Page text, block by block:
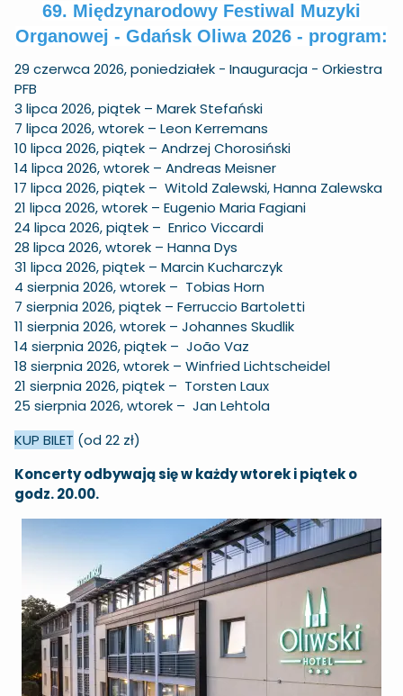
69. Międzynarodowy Festiwal Muzyki
Organowej - Gdańsk Oliwa 2026 - program:
29 czerwca 2026, poniedziałek - Inauguracja - Orkiestra
PFB
3 lipca 2026, piątek – Marek Stefański
7 lipca 2026, wtorek – Leon Kerremans
10 lipca 2026, piątek – Andrzej Chorosiński
14 lipca 2026, wtorek – Andreas Meisner
17 lipca 2026, piątek – Witold Zalewski, Hanna Zalewska
21 lipca 2026, wtorek – Eugenio Maria Fagiani
24 lipca 2026, piątek – Enrico Viccardi
28 lipca 2026, wtorek – Hanna Dys
31 lipca 2026, piątek – Marcin Kucharczyk
4 sierpnia 2026, wtorek – Tobias Horn
7 sierpnia 2026, piątek – Ferruccio Bartoletti
11 sierpnia 2026, wtorek – Johannes Skudlik
14 sierpnia 2026, piątek – João Vaz
18 sierpnia 2026, wtorek – Winfried Lichtscheidel
21 sierpnia 2026, piątek – Torsten Laux
25 sierpnia 2026, wtorek – Jan Lehtola
KUP BILET (od 22 zł)
Koncerty odbywają się w każdy wtorek i piątek o
godz. 20.00.